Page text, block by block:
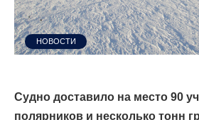
НОВОСТИ
Судно доставило на место 90
полярников и несколько тонн